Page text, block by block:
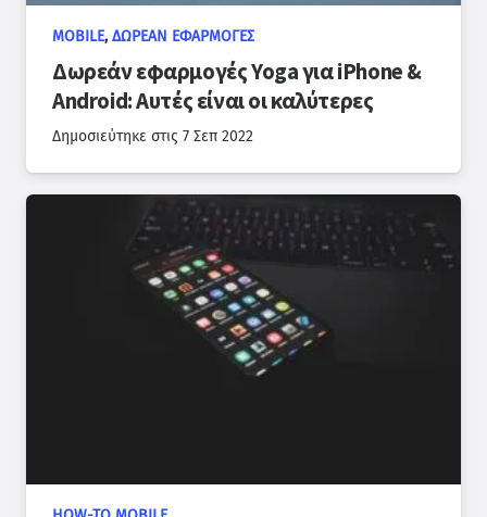
MOBILE,ΔΩΡΕΆΝ ΕΦΑΡΜΟΓΈΣ
Δωρεάν εφαρμογές Yoga για iPhone &
Android: Αυτές είναι οι καλύτερες
Δημοσιεύτηκε στις 7 Σεπ 2022